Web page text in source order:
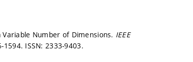
Variable Number of Dimensions. IEEE
1594. ISSN: 2333-9403.